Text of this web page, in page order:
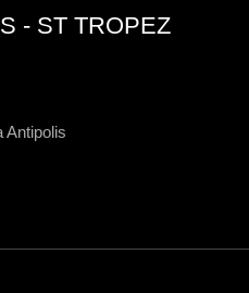
- ST TROPEZ
Antipolis